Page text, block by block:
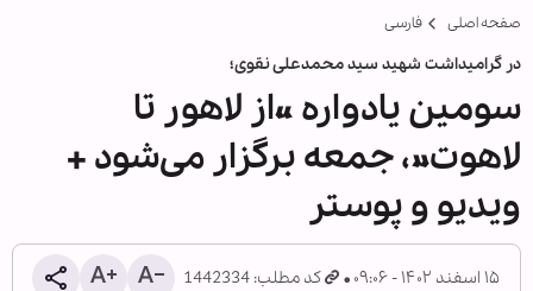
صفحه اصلی فارسی
در گرامیداشت شهید سید محمدعلی نقوی؛
سومین یادواره «از لاهور تا
لاهوت»، جمعه برگزار می‌شود +
ویدیو و پوستر
۱۵ اسفند ۱۴۰۲ - ۰۹:۰۶ کد مطلب: 1442334